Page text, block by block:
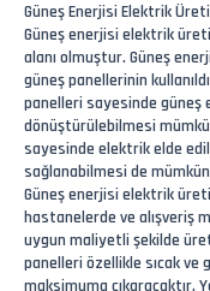
Güneş Enerjisi Elektrik
Güneş enerjisi elektrik
alanı olmuştur. Güneş
güneş panellerinin
panelleri sayesinde güneş
dönüştürülebilmesi
sayesinde elektrik elde
sağlanabilmesi de
Güneş enerjisi elektrik
hastanelerde ve alışveriş
uygun maliyetli şekilde
panelleri özellikle sıcak ve
maksimuma çıkaracaktır.